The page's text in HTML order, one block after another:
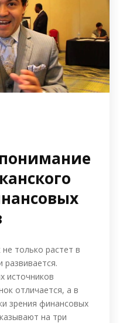
только растет в
источников
отличается, а в
зрения финансовых
на три